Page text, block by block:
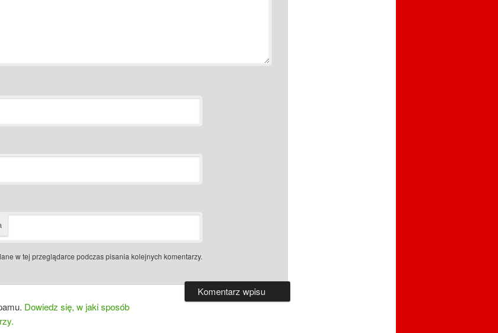
w tej przeglądarce podczas pisania kolejnych komentarzy.
Dowiedz się, w jaki sposób